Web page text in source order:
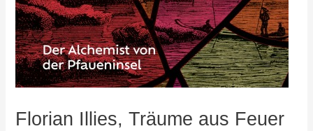
Florian Illies, Träume aus Feuer